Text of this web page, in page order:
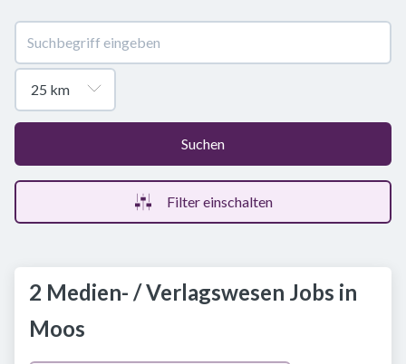
Suchen
Filter einschalten
2 Medien- / Verlagswesen Jobs in
Moos